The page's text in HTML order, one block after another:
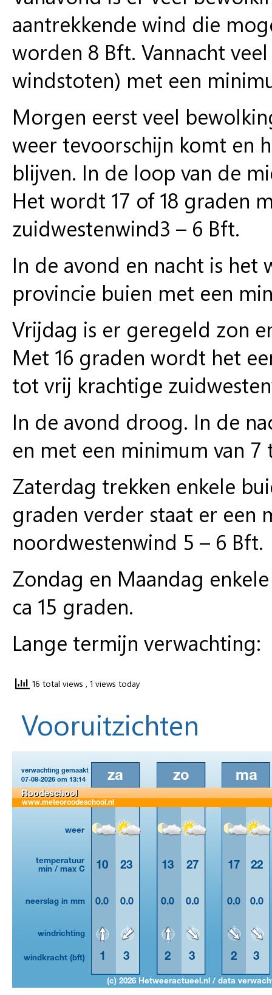
aantrekkende wind die
worden 8 Bft. Vannacht
windstoten) met een
Morgen eerst veel
weer tevoorschijn komt en
blijven. In de loop van de
Het wordt 17 of 18 graden
zuidwestenwind3 – 6 Bft.
In de avond en nacht is
provincie buien met een
Vrijdag is er geregeld zon
Met 16 graden wordt het
tot vrij krachtige
In de avond droog. In de
en met een minimum van
Zaterdag trekken enkele
graden verder staat er
noordwestenwind 5 – 6 Bft.
Zondag en Maandag
ca 15 graden.
Lange termijn verwachting:
16 total views , 1 views today
Vooruitzichten